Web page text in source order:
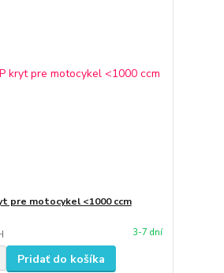
pre motocykel <1000 ccm
3-7 dní
Pridať do košíka